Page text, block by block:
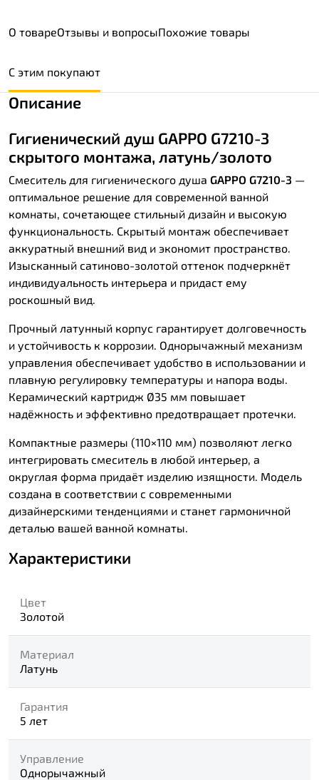
О товареОтзывы и вопросыПохожие товары
С этим покупают
Описание
Гигиенический душ GAPPO G7210-3
скрытого монтажа, латунь/золото
Смеситель для гигиенического душа GAPPO G7210-3 —
оптимальное решение для современной ванной
комнаты, сочетающее стильный дизайн и высокую
функциональность. Скрытый монтаж обеспечивает
аккуратный внешний вид и экономит пространство.
Изысканный сатиново-золотой оттенок подчеркнёт
индивидуальность интерьера и придаст ему
роскошный вид.
Прочный латунный корпус гарантирует долговечность
и устойчивость к коррозии. Однорычажный механизм
управления обеспечивает удобство в использовании и
плавную регулировку температуры и напора воды.
Керамический картридж Ø35 мм повышает
надёжность и эффективно предотвращает протечки.
Компактные размеры (110×110 мм) позволяют легко
интегрировать смеситель в любой интерьер, а
округлая форма придаёт изделию изящности. Модель
создана в соответствии с современными
дизайнерскими тенденциями и станет гармоничной
деталью вашей ванной комнаты.
Характеристики
Цвет
Золотой
Материал
Латунь
Гарантия
5 лет
Управление
Однорычажный